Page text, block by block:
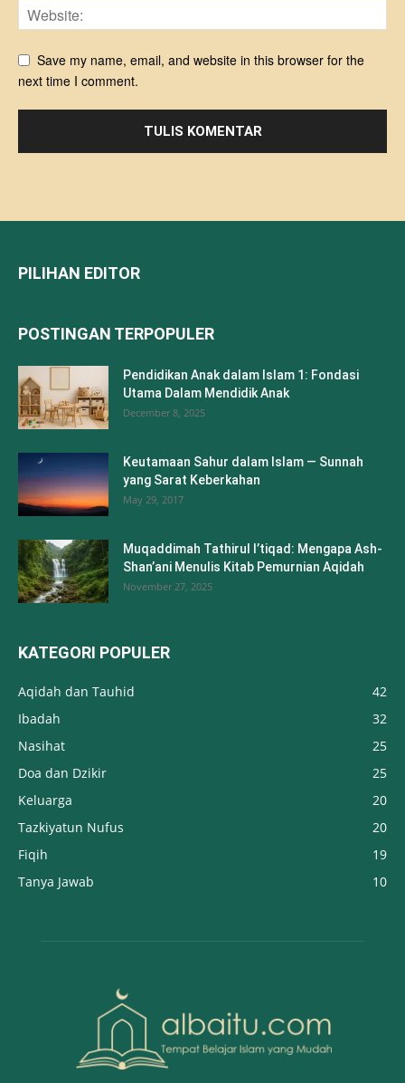
Save my name, email, and website in this browser for the
next time I comment.
PILIHAN EDITOR
POSTINGAN TERPOPULER
Pendidikan Anak dalam Islam 1: Fondasi
Utama Dalam Mendidik Anak
December 8, 2025
Keutamaan Sahur dalam Islam — Sunnah
yang Sarat Keberkahan
May 29, 2017
Muqaddimah Tathirul I’tiqad: Mengapa Ash-
Shan’ani Menulis Kitab Pemurnian Aqidah
November 27, 2025
KATEGORI POPULER
Aqidah dan Tauhid
42
Ibadah
32
Nasihat
25
Doa dan Dzikir
25
Keluarga
20
Tazkiyatun Nufus
20
Fiqih
19
Tanya Jawab
10